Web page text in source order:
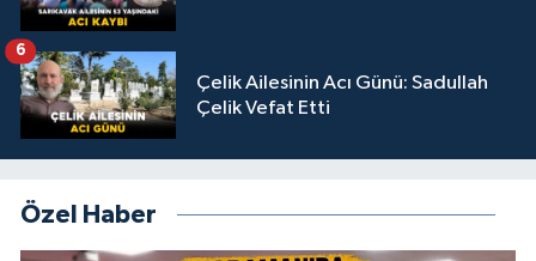
Çelik Ailesinin Acı Günü: Sadullah
Çelik Vefat Etti
6
Özel Haber